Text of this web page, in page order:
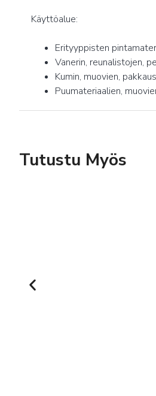
Käyttöalue:
Erityyppisten
Vanerin, reunalistojen,
Kumin, muovien,
Puumateriaalien,
Tutustu Myös